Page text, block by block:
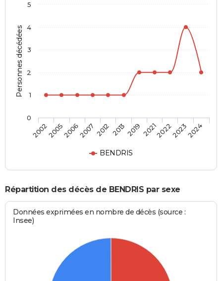
Personnes décédées
BENDRIS
2002200520062007 2012 20132019 2021202220232024
0
1
2
3
4
5
Répartition des décès de BENDRIS par sexe
Données exprimées en nombre de décès (source :
Insee)